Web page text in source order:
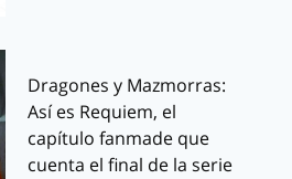
Dragones y Mazmorras:
Así es Requiem, el
capítulo fanmade que
cuenta el final de la serie